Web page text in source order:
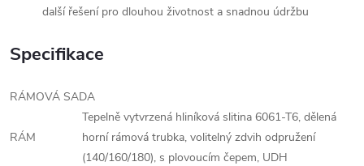
další řešení pro dlouhou životnost a snadnou údržbu
Specifikace
RÁMOVÁ SADA
RÁM
Tepelně vytvrzená hliníková slitina 6061-T6, dělená
horní rámová trubka, volitelný zdvih odpružení
(140/160/180), s plovoucím čepem, UDH